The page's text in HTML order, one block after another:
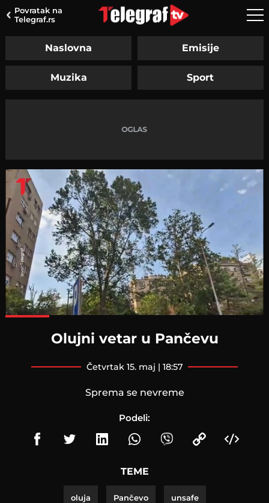
Povratak na
Telegraf.rs
Naslovna Emisije
Muzika Sport
Olujni vetar u Pančevu
četvrtak 15. maj | 18:57
Sprema se nevreme
Podeli:
TEME
oluja Pančevo unsafe